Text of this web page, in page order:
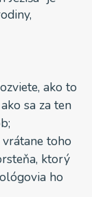
ako to
sa za ten
toho
ktorý
ho